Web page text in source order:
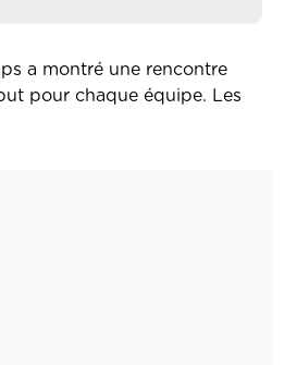
a montré une rencontre
pour chaque équipe. Les